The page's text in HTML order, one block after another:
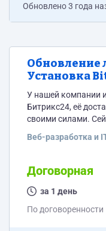
Обновлено3 года
Обновление
Установка
У нашей компании
Битрикс24, её
своими силами.
клиентами велись
требуется сделать
локальный сервер
Веб-разработка и
Договорная
за 1 день
По договоренности